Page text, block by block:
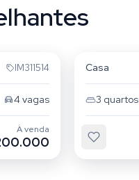
IM311514
4 vagas
À venda
Casa
3 quartos